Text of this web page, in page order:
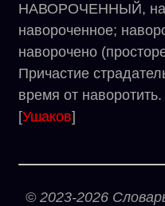
НАВОРОЧЕННЫЙ,
навороченное;
наворочено
Причастие
время от наворотить.
[Ушаков]
© 2023-2026